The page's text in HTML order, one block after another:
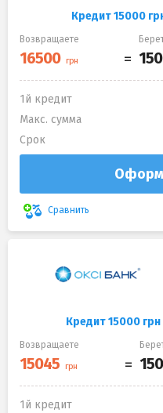
Кредит 15000
Возвращаете
1й кредит
Макс. сумма
Срок
Сравнить
Кредит 15000
Возвращаете
1й кредит